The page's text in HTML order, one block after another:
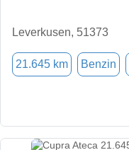
Leverkusen, 51373
21.645 km Benzin